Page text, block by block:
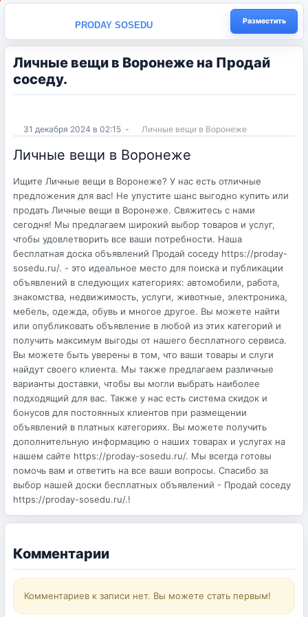
PRODAY SOSEDU Разместить
Личные вещи в Воронеже на Продай
соседу.
31 декабря 2024 в 02:15 - Личные вещи в Воронеже
Личные вещи в Воронеже
Ищите Личные вещи в Воронеже? У нас есть отличные
предложения для вас! Не упустите шанс выгодно купить или
продать Личные вещи в Воронеже. Свяжитесь с нами
сегодня! Мы предлагаем широкий выбор товаров и услуг,
чтобы удовлетворить все ваши потребности. Наша
бесплатная доска объявлений Продай соседу https://proday-
sosedu.ru/. - это идеальное место для поиска и публикации
объявлений в следующих категориях: автомобили, работа,
знакомства, недвижимость, услуги, животные, электроника,
мебель, одежда, обувь и многое другое. Вы можете найти
или опубликовать объявление в любой из этих категорий и
получить максимум выгоды от нашего бесплатного сервиса.
Вы можете быть уверены в том, что ваши товары и слуги
найдут своего клиента. Мы также предлагаем различные
варианты доставки, чтобы вы могли выбрать наиболее
подходящий для вас. Также у нас есть система скидок и
бонусов для постоянных клиентов при размещении
объявлений в платных категориях. Вы можете получить
дополнительную информацию о наших товарах и услугах на
нашем сайте https://proday-sosedu.ru/. Мы всегда готовы
помочь вам и ответить на все ваши вопросы. Спасибо за
выбор нашей доски бесплатных объявлений - Продай соседу
https://proday-sosedu.ru/.!
Комментарии
Комментариев к записи нет. Вы можете стать первым!